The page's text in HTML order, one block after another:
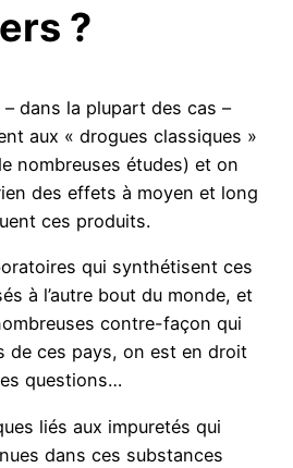
?
– dans la plupart des cas –
aux « drogues classiques »
nombreuses études) et on
des effets à moyen et long
ces produits.
qui synthétisent ces
à l’autre bout du monde, et
contre-façon qui
de ces pays, on est en droit
questions…
liés aux impuretés qui
dans ces substances